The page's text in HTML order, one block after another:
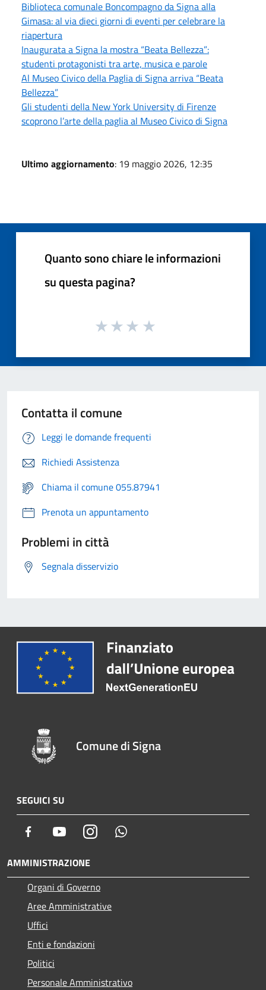
Biblioteca comunale Boncompagno da Signa alla
Gimasa: al via dieci giorni di eventi per celebrare la
riapertura
Inaugurata a Signa la mostra “Beata Bellezza”:
studenti protagonisti tra arte, musica e parole
Al Museo Civico della Paglia di Signa arriva “Beata
Bellezza”
Gli studenti della New York University di Firenze
scoprono l’arte della paglia al Museo Civico di Signa
Ultimo aggiornamento: 19 maggio 2026, 12:35
Quanto sono chiare le informazioni
su questa pagina?
Contatta il comune
Leggi le domande frequenti
Richiedi Assistenza
Chiama il comune 055.87941
Prenota un appuntamento
Problemi in città
Segnala disservizio
Comune di Signa
SEGUICI SU
Facebook YoutubeInstagram
AMMINISTRAZIONE
Organi di Governo
Aree Amministrative
Uffici
Enti e fondazioni
Politici
Personale Amministrativo